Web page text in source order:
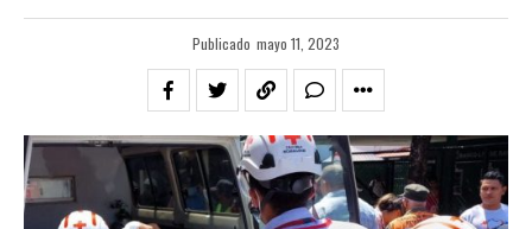
Publicado mayo 11, 2023